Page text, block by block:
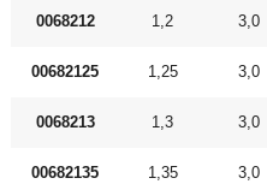
0068212 1,2 3,0
00682125 1,25 3,0
0068213 1,3 3,0
00682135 1,35 3,0